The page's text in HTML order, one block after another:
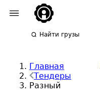
Найти грузы
Главная
Тендеры
Разный